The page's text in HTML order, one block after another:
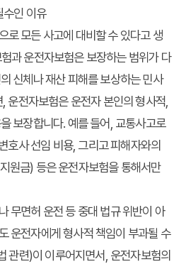
수인 이유
로 모든 사고에 대비할 수 있다고 생
과 운전자보험은 보장하는 범위가 다
신체나 재산 피해를 보상하는 민사
운전자보험은 운전자 본인의 형사적,
보장합니다. 예를 들어, 교통사고로
호사 선임 비용, 그리고 피해자와의
원금) 등은 운전자보험을 통해서만
무면허 운전 등 중대 법규 위반이 아
운전자에게 형사적 책임이 부과될 수
관련)이 이루어지면서, 운전자보험의